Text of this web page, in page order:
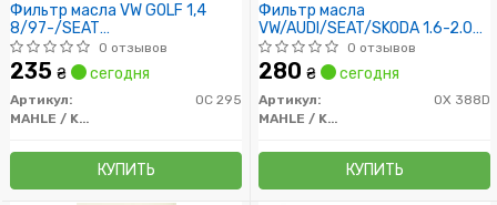
Фильтр масла VW GOLF 1,4
8/97-/SEAT
AROSA/CORDOBA/IBIZA
0 отзывов
235 ₴ сегодня
Артикул:
OC 295
MAHLE / KNECHT
КУПИТЬ
Фильтр масла
VW/AUDI/SEAT/SKODA 1.6-2.0
TDI 04/08-
0 отзывов
280 ₴ сегодня
Артикул:
OX 388D
MAHLE / KNECHT
КУПИТЬ